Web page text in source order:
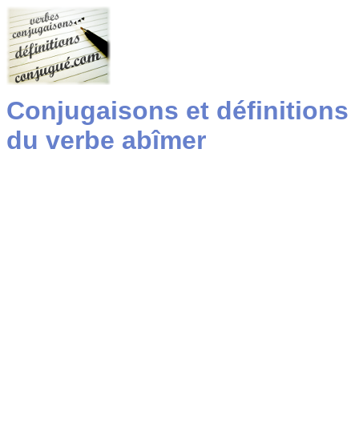
Conjugaisons et définitions
du verbe abîmer